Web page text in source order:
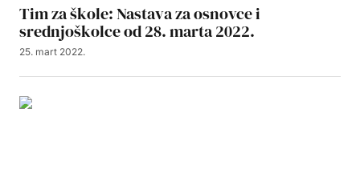
Tim za škole: Nastava za osnovce i
srednjoškolce od 28. marta 2022.
25. mart 2022.